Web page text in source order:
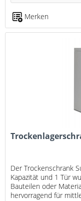
Merken
Der Trockenschrank
Kapazität und 1 Tür
Bauteilen oder
hervorragend für